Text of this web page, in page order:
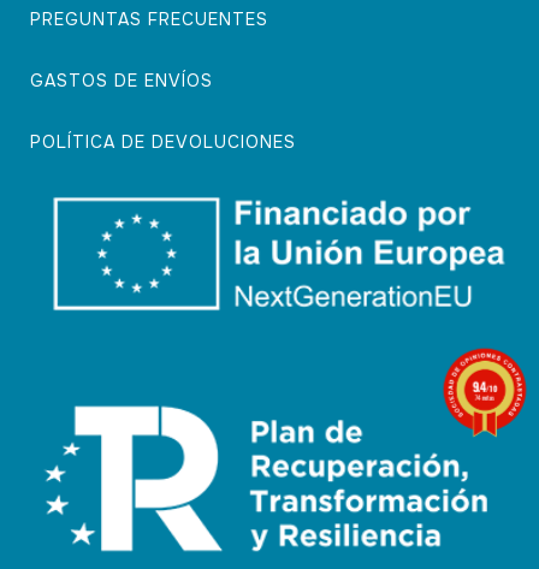
PREGUNTAS FRECUENTES
GASTOS DE ENVÍOS
POLÍTICA DE DEVOLUCIONES
9.4/10
74 notas